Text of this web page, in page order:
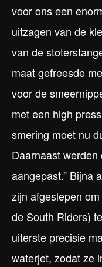
voor ons een
uitzagen van de
van de
maat gefreesde
voor de
met een high
smering moet nu
Daarnaast
aangepast.” Bijna
zijn afgeslepen
de South Riders)
uiterste precisie
waterjet, zodat ze